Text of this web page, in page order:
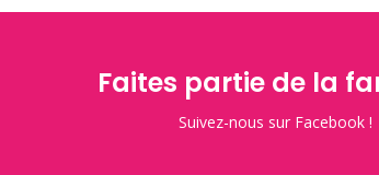
Faites partie de la
Suivez-nous sur Facebook !